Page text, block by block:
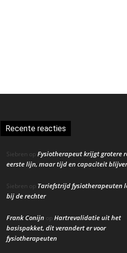
Recente reacties
Siebren op Fysiotherapeut krijgt grotere
eerste lijn, maar tijd en capaciteit
Siebren op Tariefstrijd fysiotherapeuten
bij de rechter
Frank Conijn op Hartrevalidatie uit het
basispakket, dit verandert er voor
fysiotherapeuten